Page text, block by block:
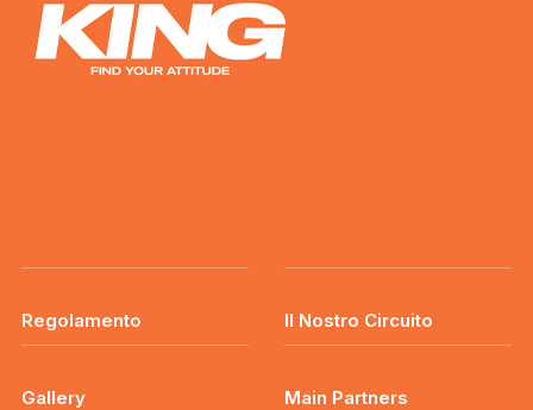
Regolamento Il Nostro Circuito
Gallery Main Partners